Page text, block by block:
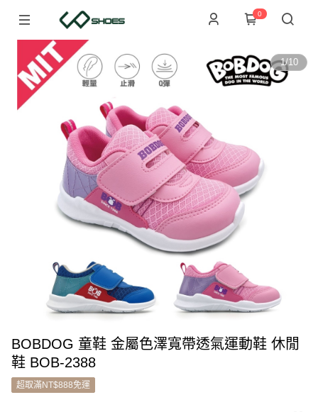
0
1/10
BOBDOG 童鞋 金屬色澤寬帶透氣運動鞋 休閒
鞋 BOB-2388
超取滿NT$888免運